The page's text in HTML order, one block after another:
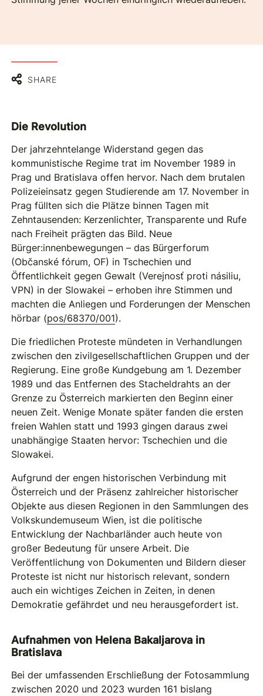
SHARE
Die Revolution
Der jahrzehntelange Widerstand gegen das
kommunistische Regime trat im November 1989 in
Prag und Bratislava offen hervor. Nach dem brutalen
Polizeieinsatz gegen Studierende am 17. November in
Prag füllten sich die Plätze binnen Tagen mit
Zehntausenden: Kerzenlichter, Transparente und Rufe
nach Freiheit prägten das Bild. Neue
Bürger:innenbewegungen – das Bürgerforum
(Občanské fórum, OF) in Tschechien und
Öffentlichkeit gegen Gewalt (Verejnosť proti násiliu,
VPN) in der Slowakei – erhoben ihre Stimmen und
machten die Anliegen und Forderungen der Menschen
hörbar (pos/68370/001).
Die friedlichen Proteste mündeten in Verhandlungen
zwischen den zivilgesellschaftlichen Gruppen und der
Regierung. Eine große Kundgebung am 1. Dezember
1989 und das Entfernen des Stacheldrahts an der
Grenze zu Österreich markierten den Beginn einer
neuen Zeit. Wenige Monate später fanden die ersten
freien Wahlen statt und 1993 gingen daraus zwei
unabhängige Staaten hervor: Tschechien und die
Slowakei.
Aufgrund der engen historischen Verbindung mit
Österreich und der Präsenz zahlreicher historischer
Objekte aus diesen Regionen in den Sammlungen des
Volkskundemuseum Wien, ist die politische
Entwicklung der Nachbarländer auch heute von
großer Bedeutung für unsere Arbeit. Die
Veröffentlichung von Dokumenten und Bildern dieser
Proteste ist nicht nur historisch relevant, sondern
auch ein wichtiges Zeichen in Zeiten, in denen
Demokratie gefährdet und neu herausgefordert ist.
Aufnahmen von Helena Bakaljarova in
Bratislava
Bei der umfassenden Erschließung der Fotosammlung
zwischen 2020 und 2023 wurden 161 bislang